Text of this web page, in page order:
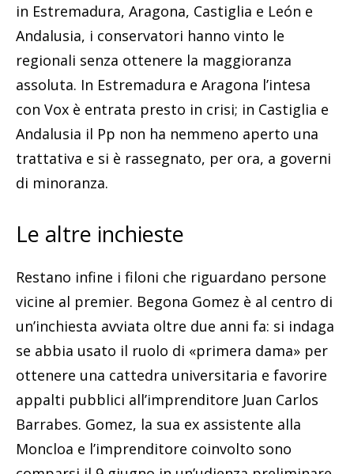
in Estremadura, Aragona, Castiglia e León e
Andalusia, i conservatori hanno vinto le
regionali senza ottenere la maggioranza
assoluta. In Estremadura e Aragona l’intesa
con Vox è entrata presto in crisi; in Castiglia e
Andalusia il Pp non ha nemmeno aperto una
trattativa e si è rassegnato, per ora, a governi
di minoranza.
Le altre inchieste
Restano infine i filoni che riguardano persone
vicine al premier. Begona Gomez è al centro di
un’inchiesta avviata oltre due anni fa: si indaga
se abbia usato il ruolo di «primera dama» per
ottenere una cattedra universitaria e favorire
appalti pubblici all’imprenditore Juan Carlos
Barrabes. Gomez, la sua ex assistente alla
Moncloa e l’imprenditore coinvolto sono